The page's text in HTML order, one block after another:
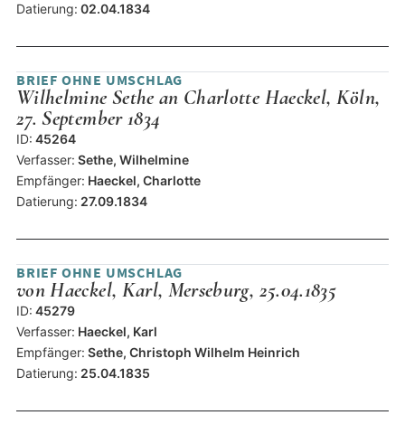
Datierung: 02.04.1834
BRIEF OHNE UMSCHLAG
Wilhelmine Sethe an Charlotte Haeckel, Köln,
27. September 1834
ID: 45264
Verfasser: Sethe, Wilhelmine
Empfänger: Haeckel, Charlotte
Datierung: 27.09.1834
BRIEF OHNE UMSCHLAG
von Haeckel, Karl, Merseburg, 25.04.1835
ID: 45279
Verfasser: Haeckel, Karl
Empfänger: Sethe, Christoph Wilhelm Heinrich
Datierung: 25.04.1835